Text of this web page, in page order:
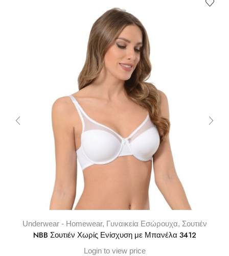
Underwear - Homewear, Γυναικεία Εσώρουχα, Σουτιέν
NBB Σουτιέν Χωρίς Ενίσχυση με Μπανέλα 3412
Login to view price